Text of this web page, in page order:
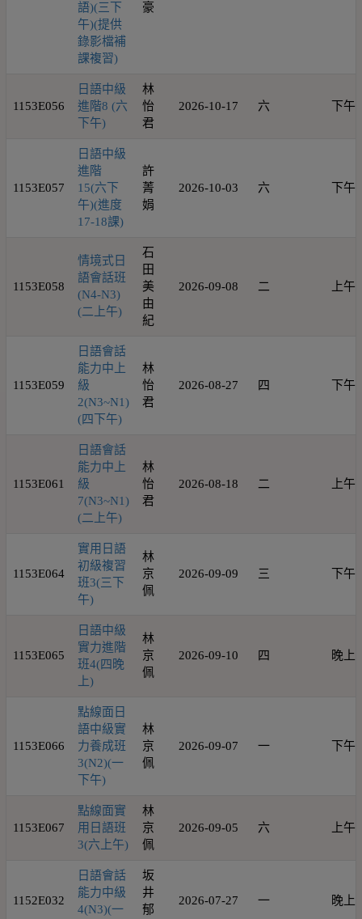
語)(三下
午)(提供
錄影檔補
課複習)
豪
1153E056
日語中級
進階8 (六
下午)
林
怡
君
2026-10-17 六 下午
1153E057
日語中級
進階
15(六下
午)(進度
17-18課)
許
菁
娟
2026-10-03 六 下午
1153E058
情境式日
語會話班
(N4-N3)
(二上午)
石
田
美
由
紀
2026-09-08 二 上午
1153E059
日語會話
能力中上
級
2(N3~N1)
(四下午)
林
怡
君
2026-08-27 四 下午
1153E061
日語會話
能力中上
級
7(N3~N1)
(二上午)
林
怡
君
2026-08-18 二 上午
1153E064
實用日語
初級複習
班3(三下
午)
林
京
佩
2026-09-09 三 下午
1153E065
日語中級
實力進階
班4(四晚
上)
林
京
佩
2026-09-10 四 晚上
1153E066
點線面日
語中級實
力養成班
3(N2)(一
下午)
林
京
佩
2026-09-07 一 下午
1153E067
點線面實
用日語班
3(六上午)
林
京
佩
2026-09-05 六 上午
1152E032
日語會話
能力中級
4(N3)(一
坂
井
郁
2026-07-27 一 晚上